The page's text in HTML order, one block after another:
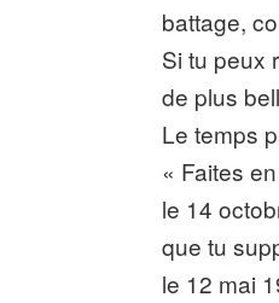
battage,
Si tu peux
de plus
Le temps
« Faites
le 14
que tu
le 12 mai